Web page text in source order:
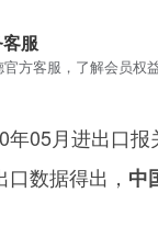
服
方客服，了解会员权
年05月进出口报
数据得出， 中